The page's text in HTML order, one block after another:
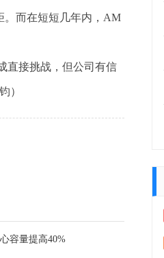
。而在短短几年内，AM
直接挑战，但公司有信
）
容量提高40%